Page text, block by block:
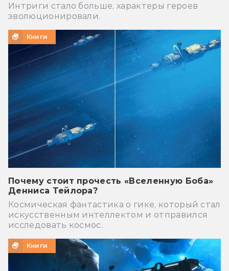
Интриги стало больше, характеры героев
эволюционировали.
Книги
Почему стоит прочесть «Вселенную Боба»
Денниса Тейлора?
Космическая фантастика о гике, который стал
искусственным интеллектом и отправился
исследовать космос.
Книги